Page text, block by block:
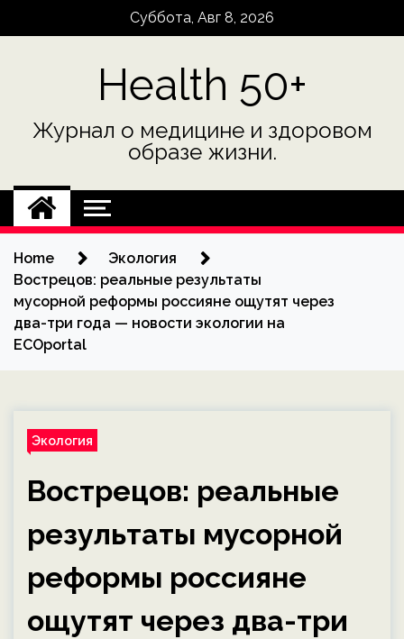
Суббота, Авг 8, 2026
Health 50+
Журнал о медицине и здоровом
образе жизни.
Home
Экология
Вострецов: реальные результаты
мусорной реформы россияне ощутят через
два-три года — новости экологии на
ECOportal
Экология
Вострецов: реальные
результаты мусорной
реформы россияне
ощутят через два-три